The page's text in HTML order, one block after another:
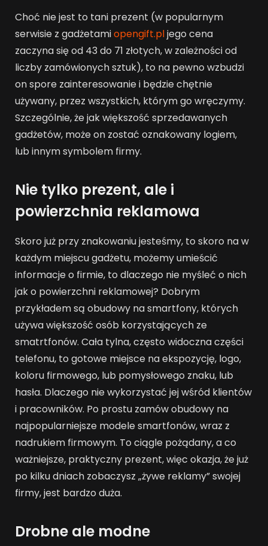
Choć nie jest to tani prezent (w popularnym
serwisie z gadżetamiopengift.pljego cena
zaczyna się od 43 do 71 złotych, w zależności od
liczby zamówionych sztuk), to na pewno wzbudzi
on spore zainteresowanie i będzie chętnie
używany, przez wszystkich, którym go wręczymy.
Szczególnie, że jak większość sprzedawanych
gadżetów, może on zostać oznakowany logiem,
lub innym symbolem firmy.
Nie tylko prezent, ale i
powierzchnia reklamowa
Skoro już przy znakowaniu jesteśmy, to skoro na w
każdym miejscu gadżetu, możemy umieścić
informacje o firmie, to dlaczego nie myśleć o nich
jak o powierzchni reklamowej? Dobrym
przykładem są obudowy na smartfony, których
używa większość osób korzystających ze
smatrtfonów. Cała tylna, często widoczna części
telefonu, to gotowe miejsce na ekspozycję, logo,
koloru firmowego, lub pomysłowego znaku, lub
hasła. Dlaczego nie wykorzystać jej wśród klientów
i pracowników. Po prostu zamów obudowy na
najpopularniejsze modele smartfonów, wraz z
nadrukiem firmowym. To ciągle pożądany, a co
ważniejsze, praktyczny prezent, więc okazja, że już
po kilku dniach zobaczysz „żywe reklamy” swojej
firmy, jest bardzo duża.
Drobne ale modne